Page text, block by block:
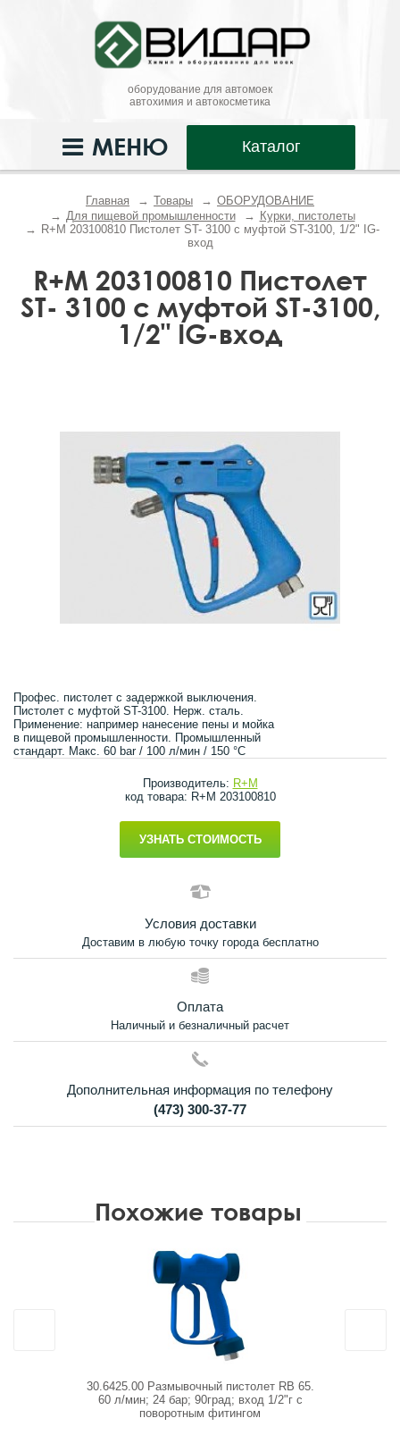
оборудование для автомоек
автохимия и автокосметика
Каталог
МЕНЮ
Главная Товары
ОБОРУДОВАНИЕ
Для пищевой промышленности
Курки, пистолеты
R+M 203100810 Пистолет ST- 3100 с муфтой ST-3100, 1/2" IG-
вход
R+M 203100810 Пистолет
ST- 3100 с муфтой ST-3100,
1/2" IG-вход
Профес. пистолет с задержкой выключения.
Пистолет с муфтой ST-3100. Нерж. сталь.
Применение: например нанесение пены и мойка
в пищевой промышленности. Промышленный
стандарт. Макс. 60 bar / 100 л/мин / 150 °C
Производитель: R+M
код товара: R+M 203100810
УЗНАТЬ СТОИМОСТЬ
Условия доставки
Доставим в любую точку города бесплатно
Оплата
Наличный и безналичный расчет
Дополнительная информация по телефону
(473) 300-37-77
Похожие товары
30.6425.00 Размывочный пистолет RB 65.
60 л/мин; 24 бар; 90град; вход 1/2"г с
поворотным фитингом